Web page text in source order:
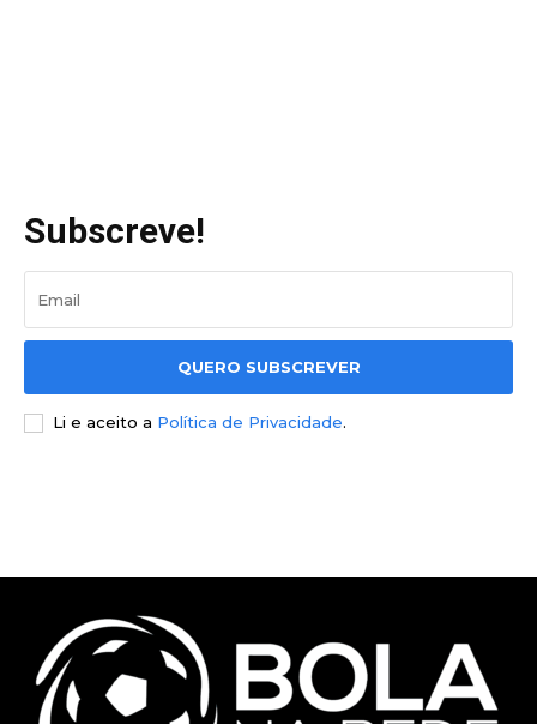
Subscreve!
QUERO SUBSCREVER
Li e aceito a Política de Privacidade.